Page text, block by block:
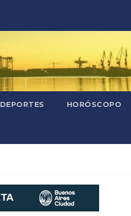
DEPORTES HORÓSCOPO